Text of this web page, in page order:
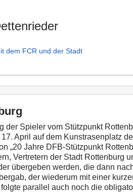
dem FCR und der Stadt
der Spieler vom Stützpunkt
April auf dem Kunstrasenplatz
„20 Jahre DFB-Stützpunkt
Vertretern der Stadt Rottenburg
übergeben werden, die dann
der wiederum mit einer
parallel auch noch die